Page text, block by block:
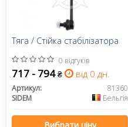
Тяга / Стійка стабілізатора
0 відгуків
717 - 794₴ від 0 дн.
Артикул:
81360
SIDEM
Бельгія
Вибрати ціну